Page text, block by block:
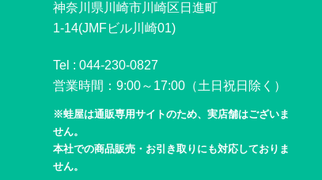
神奈川県川崎市川崎区日進町
1-14(JMFビル川崎01)
Tel :044-230-0827
営業時間：9:00～17:00（土日祝日除く）
※蛙屋は通販専用サイトのため、実店舗はございま
せん。
本社での商品販売・お引き取りにも対応しておりま
せん。